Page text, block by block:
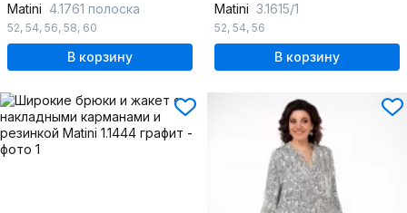
Matini 4.1761 полоска
52, 54, 56, 58, 60
В корзину
Matini 3.1615/1
52, 54, 56
В корзину